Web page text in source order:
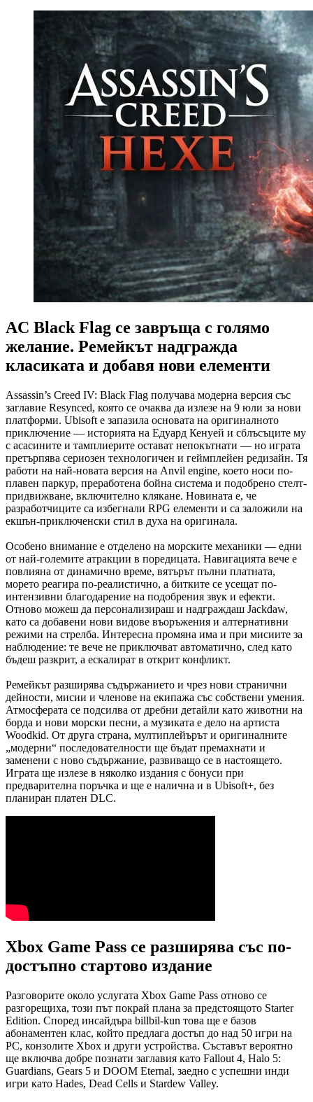
AC Black Flag се завръща с голямо
желание. Ремейкът надгражда
класиката и добавя нови елементи
Assassin’s Creed IV: Black Flag получава модерна версия със
заглавие Resynced, която се очаква да излезе на 9 юли за нови
платформи. Ubisoft е запазила основата на оригиналното
приключение — историята на Едуард Кенуей и сблъсъците му
с асасините и тамплиерите остават непокътнати — но играта
претърпява сериозен технологичен и геймплейен редизайн. Тя
работи на най-новата версия на Anvil engine, което носи по-
плавен паркур, преработена бойна система и подобрено стелт-
придвижване, включително клякане. Новината е, че
разработчиците са избегнали RPG елементи и са заложили на
екшън-приключенски стил в духа на оригинала.
Особено внимание е отделено на морските механики — едни
от най-големите атракции в поредицата. Навигацията вече е
повлияна от динамично време, вятърът пълни платната,
морето реагира по-реалистично, а битките се усещат по-
интензивни благодарение на подобрения звук и ефекти.
Отново можеш да персонализираш и надграждаш Jackdaw,
като са добавени нови видове въоръжения и алтернативни
режими на стрелба. Интересна промяна има и при мисиите за
наблюдение: те вече не приключват автоматично, след като
бъдеш разкрит, а ескалират в открит конфликт.
Ремейкът разширява съдържанието и чрез нови странични
дейности, мисии и членове на екипажа със собствени умения.
Атмосферата се подсилва от дребни детайли като животни на
борда и нови морски песни, а музиката е дело на артиста
Woodkid. От друга страна, мултиплейърът и оригиналните
„модерни“ последователности ще бъдат премахнати и
заменени с ново съдържание, развиващо се в настоящето.
Играта ще излезе в няколко издания с бонуси при
предварителна поръчка и ще е налична и в Ubisoft+, без
планиран платен DLC.
Xbox Game Pass се разширява със по-
достъпно стартово издание
Разговорите около услугата Xbox Game Pass отново се
разгорещиха, този път покрай плана за предстоящото Starter
Edition. Според инсайдъра billbil-kun това ще е базов
абонаментен клас, който предлага достъп до над 50 игри на
PC, конзолите Xbox и други устройства. Съставът вероятно
ще включва добре познати заглавия като Fallout 4, Halo 5:
Guardians, Gears 5 и DOOM Eternal, заедно с успешни инди
игри като Hades, Dead Cells и Stardew Valley.